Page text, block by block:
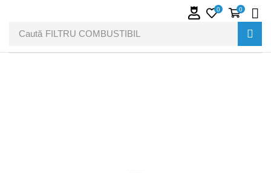
Caută FILTRU COMBUSTIBIL
0 0